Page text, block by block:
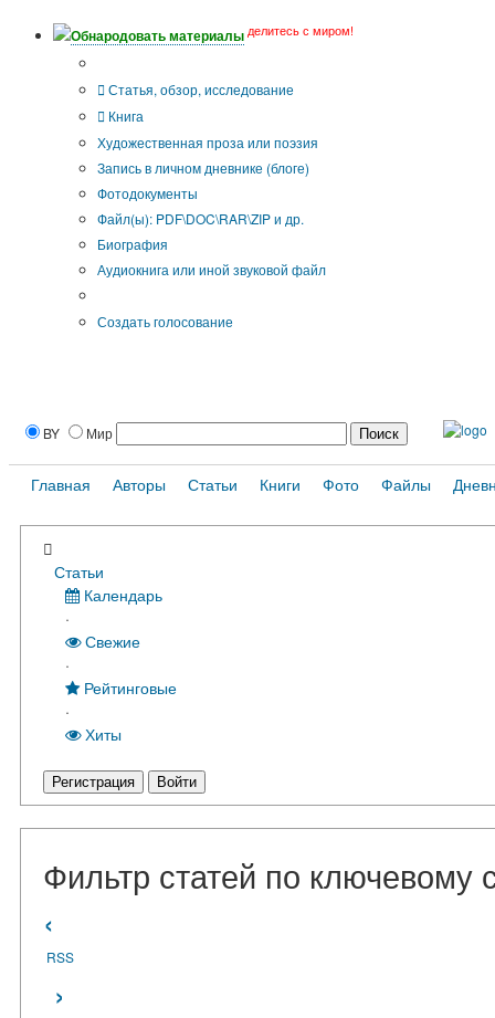
Обнародовать материалы делитесь с миром!
Статья, обзор, исследование
Книга
Художественная проза или поэзия
Запись в личном дневнике (блоге)
Фотодокументы
Файл(ы): PDF\DOC\RAR\ZIP и др.
Биография
Аудиокнига или иной звуковой файл
Создать голосование
BY Мир
Главная Авторы Статьи Книги Фото Файлы
Статьи
Календарь
·
Свежие
·
Рейтинговые
·
Хиты
Регистрация Войти
Фильтр статей по ключевому
‹
RSS
›